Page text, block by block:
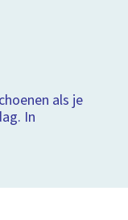
als je
In